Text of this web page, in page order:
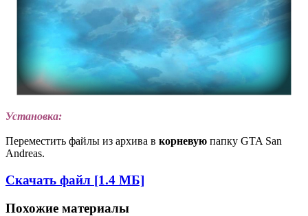
Установка:
Переместить файлы из архива в корневую папку GTA San
Andreas.
Скачать файл [1.4 МБ]
Похожие материалы